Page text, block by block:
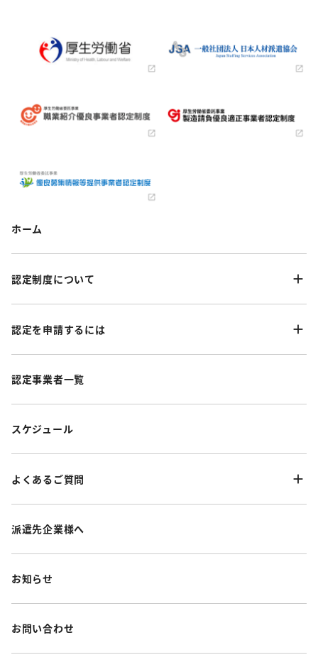
ホーム
認定制度について
認定を申請するには
認定事業者一覧
スケジュール
よくあるご質問
派遣先企業様へ
お知らせ
お問い合わせ